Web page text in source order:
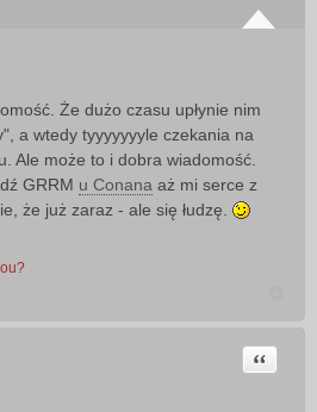
Że dużo czasu upłynie nim
a wtedy tyyyyyyyle czekania na
Ale może to i dobra wiadomość.
GRRM u Conana aż mi serce z
że już zaraz - ale się łudzę.
Cytuj